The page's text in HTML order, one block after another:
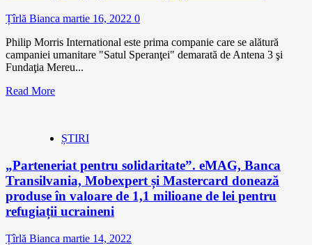
Țîrlă Bianca martie 16, 2022 0
Philip Morris International este prima companie care se alătură
campaniei umanitare "Satul Speranţei" demarată de Antena 3 şi
Fundaţia Mereu...
Read More
ȘTIRI
„Parteneriat pentru solidaritate”. eMAG, Banca
Transilvania, Mobexpert și Mastercard donează
produse în valoare de 1,1 milioane de lei pentru
refugiații ucraineni
Țîrlă Bianca martie 14, 2022